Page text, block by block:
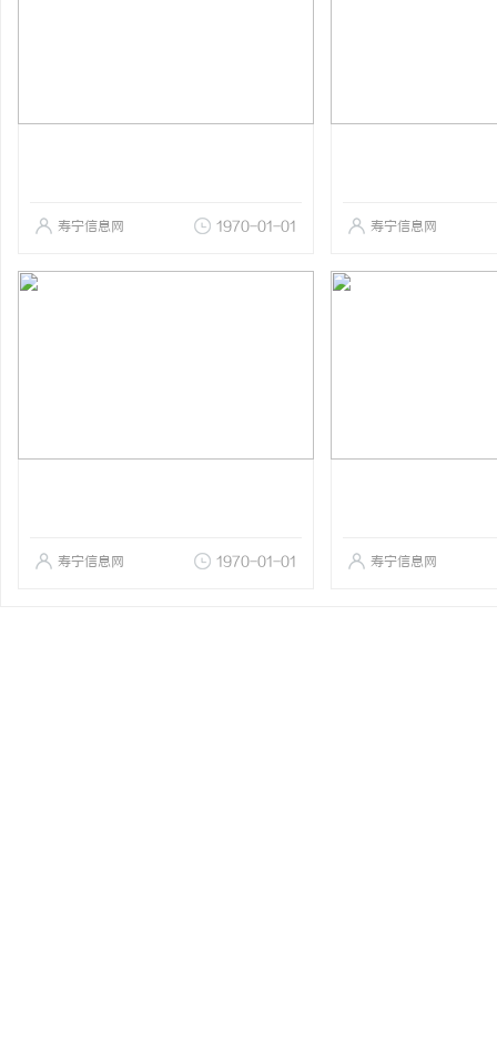
寿宁信息网 1970-01-01 寿宁信息网
寿宁信息网 1970-01-01 寿宁信息网